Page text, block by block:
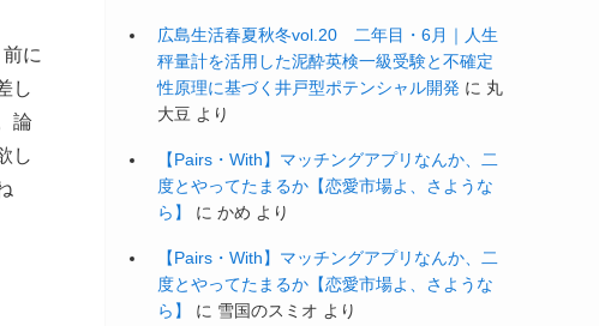
に
し
論
し
広島生活春夏秋冬vol.20 二年目・6月｜人生
秤量計を活用した泥酔英検一級受験と不確定
性原理に基づく井戸型ポテンシャル開発 に 丸
大豆 より
【Pairs・With】マッチングアプリなんか、二
度とやってたまるか【恋愛市場よ、さような
ら】
に かめ より
【Pairs・With】マッチングアプリなんか、二
度とやってたまるか【恋愛市場よ、さような
ら】
に 雪国のスミオ より